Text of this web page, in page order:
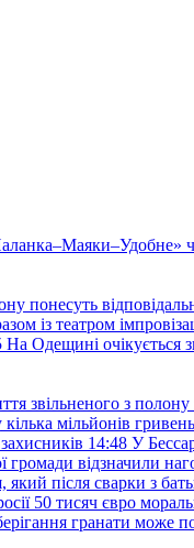
понесуть
із театром
На Одещині очікується
звільненого з
мільйонів гривень
14:48 У
громади відзначили
який після сварки з
50 тисяч євро
гранати може